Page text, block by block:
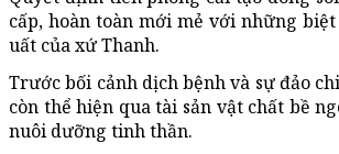
cấp, hoàn toàn mới mẻ với những
uất của xứ Thanh.
Trước bối cảnh dịch bệnh và sự đảo
còn thể hiện qua tài sản vật chất bề
nuôi dưỡng tinh thần.